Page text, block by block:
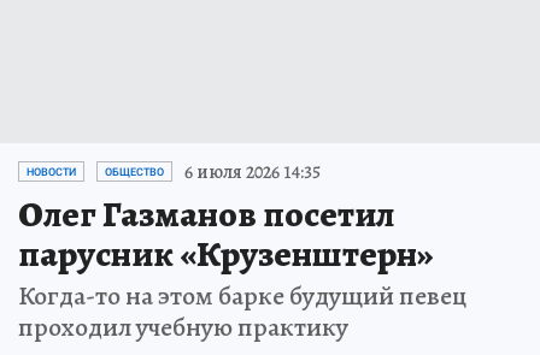
НОВОСТИ ОБЩЕСТВО 6 июля 2026 14:35
Олег Газманов посетил
парусник «Крузенштерн»
Когда-то на этом барке будущий певец
проходил учебную практику